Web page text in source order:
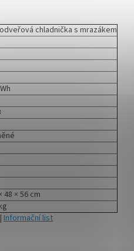
chladnička s mrazákem
48 × 56 cm
| Informační list